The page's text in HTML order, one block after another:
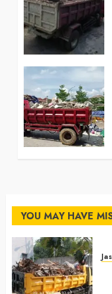
YOU MAY HAVE